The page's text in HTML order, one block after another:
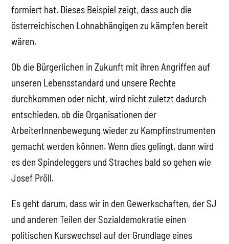
formiert hat. Dieses Beispiel zeigt, dass auch die
österreichischen Lohnabhängigen zu kämpfen bereit
wären.
Ob die Bürgerlichen in Zukunft mit ihren Angriffen auf
unseren Lebensstandard und unsere Rechte
durchkommen oder nicht, wird nicht zuletzt dadurch
entschieden, ob die Organisationen der
ArbeiterInnenbewegung wieder zu Kampfinstrumenten
gemacht werden können. Wenn dies gelingt, dann wird
es den Spindeleggers und Straches bald so gehen wie
Josef Pröll.
Es geht darum, dass wir in den Gewerkschaften, der SJ
und anderen Teilen der Sozialdemokratie einen
politischen Kurswechsel auf der Grundlage eines